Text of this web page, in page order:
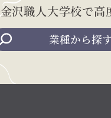
金沢職人大学校で高
業種から探